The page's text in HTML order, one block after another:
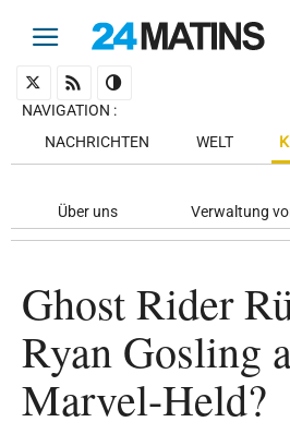
NAVIGATION :
NACHRICHTEN
WELT
Über uns Verwaltung
Ghost Rider
Ryan Gosling
Marvel-Held?